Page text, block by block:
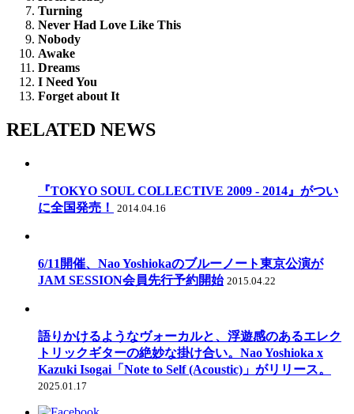
Turning
Never Had Love Like This
Nobody
Awake
Dreams
I Need You
Forget about It
RELATED NEWS
『TOKYO SOUL COLLECTIVE 2009 - 2014』がつい
に全国発売！
2014.04.16
6/11開催、Nao Yoshiokaのブルーノート東京公演が
JAM SESSION会員先行予約開始 2015.04.22
語りかけるようなヴォーカルと、浮遊感のあるエレク
トリックギターの絶妙な掛け合い。Nao Yoshioka x
Kazuki Isogai「Note to Self (Acoustic)」がリリース。
2025.01.17